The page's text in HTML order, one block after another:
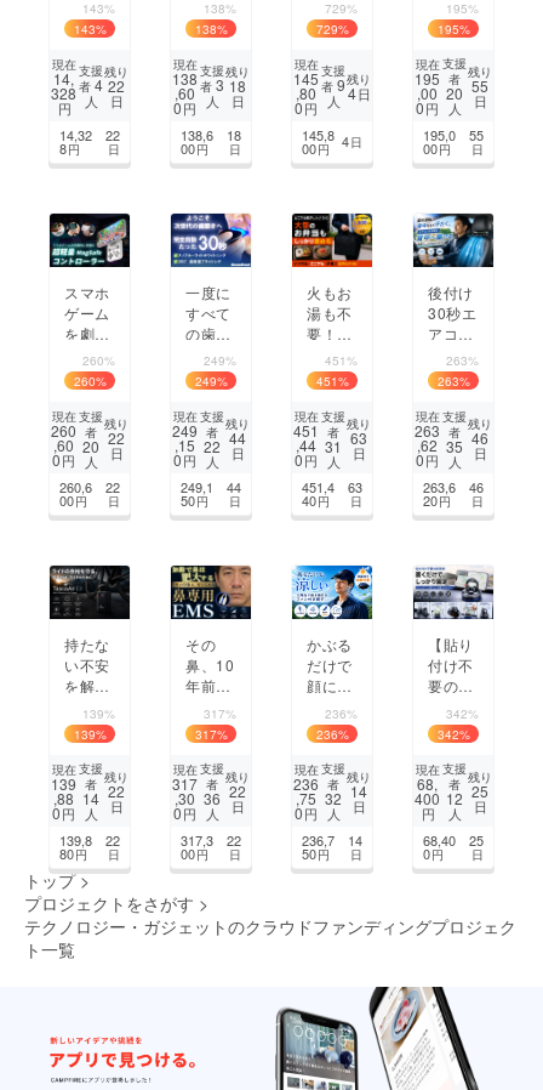
1枚で
鉄壁防
御！10
万回守
るスキ
防止
カード
143%
143%
現在
14,
328
円
支援
者4
人
残り
22
日
14,32
8円
22
日
金！電
気代1
日16
円！嫌
な臭
キブリ
対策！
138%
138%
現在
138
,60
0円
支援
者3
人
残り
18
日
138,6
00円
18
日
まで】
掃除の
常識を
覆す！
コード
ニ掃除
機｜V
729%
729%
現在
145
,80
0円
支援
者9
人
残り
4日
145,8
00円 4日
の原因
目の下
のたる
み。毎
日10分
だけの
簡単ケ
195%
195%
現在
195
,00
0円
支援
者
20
人
残り
55
日
195,0
00円
55
日
スマホ
ゲーム
を劇的
に快適
に！M
agSaf
e対応
の超軽
量2WA
トロー
ラー
260%
260%
現在
260
,60
0円
支援
者
20
人
残り
22
日
260,6
00円
22
日
一度に
すべて
の歯を
磨く
「30秒
完了の
完全自
動歯ブ
ラシ」
く効果
的に歯
249%
249%
現在
249
,15
0円
支援
者
22
人
残り
44
日
249,1
50円
44
日
火もお
湯も不
要！大
型弁当
や丼も
80度で
温め持
ち運べ
る「ど
電子レ
ンジBI
451%
451%
現在
451
,44
0円
支援
者
31
人
残り
63
日
451,4
40円
63
日
後付け
30秒エ
アコン
の冷気
を背中
へ届け
る！夏
の車内
を変え
シート
クール
263%
263%
現在
263
,62
0円
支援
者
35
人
残り
46
日
263,6
20円
46
日
持たな
い不安
を解
決。Ta
scaAir
E3 ポ
ケット
サイズ
電動ポ
139%
139%
現在
139
,88
0円
支援
者
14
人
残り
22
日
139,8
80円
22
日
その
鼻、10
年前と
同じで
すか？
毎日見
ている
自分だ
から気
い鼻印
象の変
目
317%
317%
現在
317
,30
0円
支援
者
36
人
残り
22
日
317,3
00円
22
日
かぶる
だけで
顔に風
が吹
く！太
陽光で
動く
ソー
ラー
キャッ
プ。U
応！
236%
236%
現在
236
,75
0円
支援
者
32
人
残り
14
日
236,7
50円
14
日
【貼り
付け不
要の新
発想】
置くだ
けでズ
レにく
い360°
回転の
マホホ
ルダー
342%
342%
現在
68,
400
円
支援
者
12
人
残り
25
日
68,40
0円
25
日
トップ >
プロジェクトをさがす >
テクノロジー・ガジェットのクラウドファンディングプロジェク
ト一覧
5 ... 次のページ